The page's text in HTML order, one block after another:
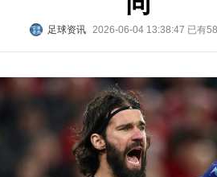
足球资讯 2026-06-04 13:38:47 已有